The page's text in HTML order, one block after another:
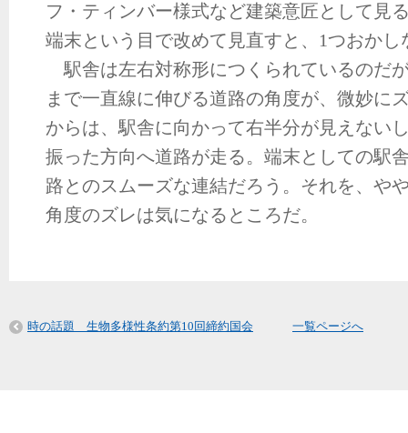
フ・ティンバー様式など建築意匠として見
端末という目で改めて見直すと、1つおかし
駅舎は左右対称形につくられているのだ
まで一直線に伸びる道路の角度が、微妙に
からは、駅舎に向かって右半分が見えない
振った方向へ道路が走る。端末としての駅
路とのスムーズな連結だろう。それを、や
角度のズレは気になるところだ。
時の話題 生物多様性条約第10回締約国会 一覧ページへ